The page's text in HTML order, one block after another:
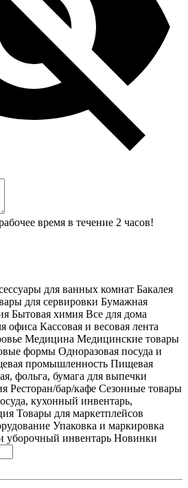
время в течение 2 часов!
для ванных комнат Бакалея
для сервировки Бумажная
Бытовая химия Все для дома
офиса Кассовая и весовая лента
Медицина Медицинские товары
формы Одноразовая посуда и
промышленность Пищевая
фольга, бумага для выпечки
Ресторан/бар/кафе Сезонные товары
кухонный инвентарь,
Товары для маркетплейсов
Упаковка и маркировка
уборочный инвентарь Новинки